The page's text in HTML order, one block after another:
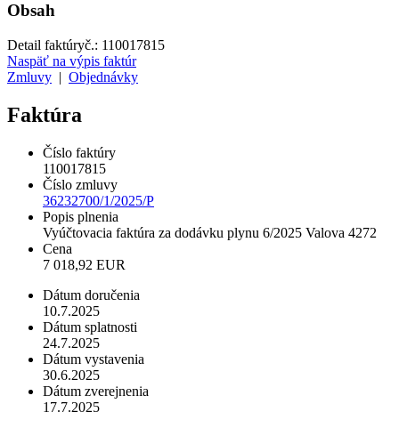
Obsah
Detail faktúryč.: 110017815
Naspäť na výpis faktúr
Zmluvy | Objednávky
Faktúra
Číslo faktúry
110017815
Číslo zmluvy
36232700/1/2025/P
Popis plnenia
Vyúčtovacia faktúra za dodávku plynu 6/2025 Valova 4272
Cena
7 018,92 EUR
Dátum doručenia
10.7.2025
Dátum splatnosti
24.7.2025
Dátum vystavenia
30.6.2025
Dátum zverejnenia
17.7.2025